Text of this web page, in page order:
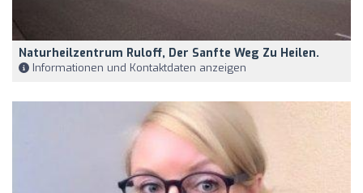
Naturheilzentrum Ruloff, Der Sanfte Weg Zu Heilen.
Informationen und Kontaktdaten anzeigen